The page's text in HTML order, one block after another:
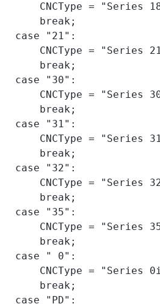
CNCType = "Series
break;
case "21":
CNCType = "Series
break;
case "30":
CNCType = "Series
break;
case "31":
CNCType = "Series
break;
case "32":
CNCType = "Series
break;
case "35":
CNCType = "Series
break;
case " 0":
CNCType = "Series
break;
case "PD":